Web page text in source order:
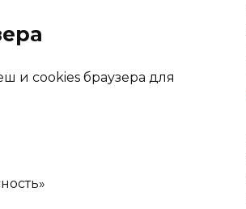
и cookies браузера для